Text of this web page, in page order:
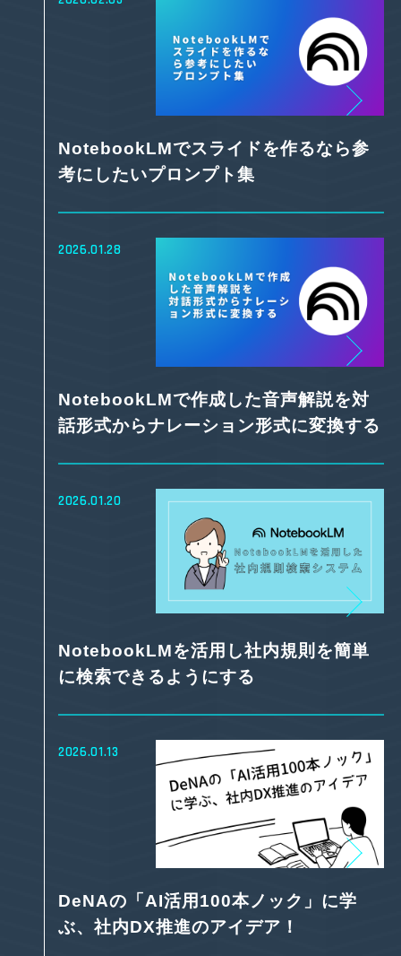
NotebookLMでスライドを作るなら参
考にしたいプロンプト集
NotebookLMで作成した音声解説を対
話形式からナレーション形式に変換する
2026.01.28
NotebookLMを活用し社内規則を簡単
に検索できるようにする
2026.01.20
DeNAの「AI活用100本ノック」に学
ぶ、社内DX推進のアイデア！
2026.01.13